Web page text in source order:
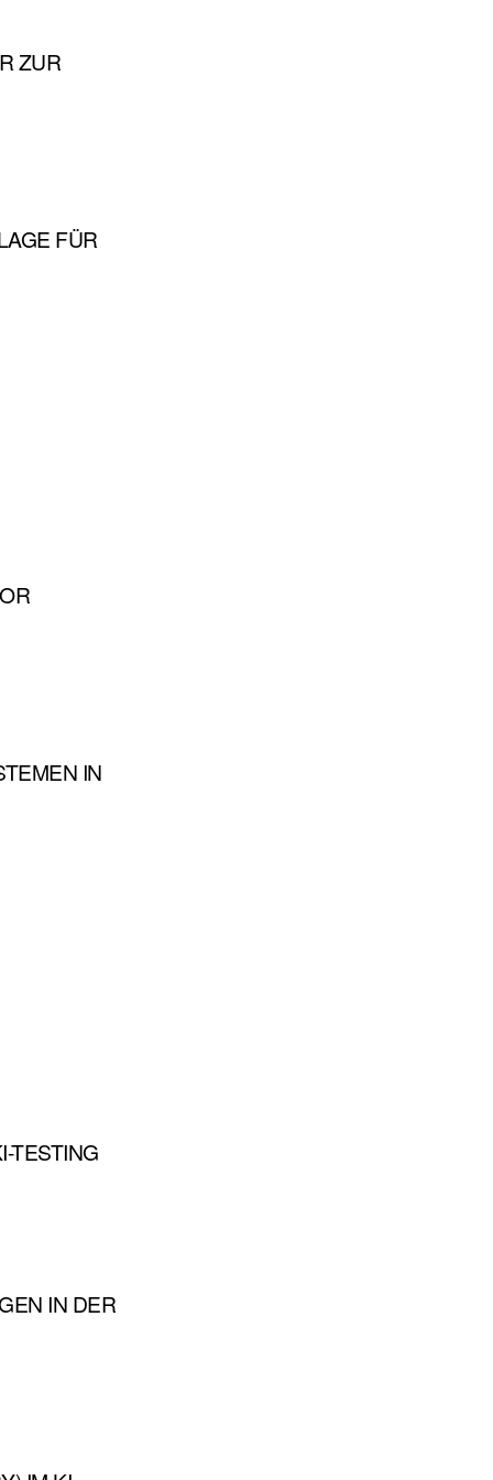
ZUR
FÜR
IN
TESTING
IN DER